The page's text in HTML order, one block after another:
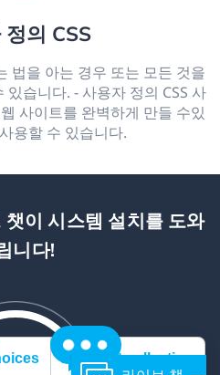
의 CSS
법을 아는 경우 또는 모든 것을
습니다. - 사용자 정의 CSS 사
사이트를 완벽하게 만들 수있
용할 수 있습니다.
이 시스템 설치를 도와
니다!
Notice at collection